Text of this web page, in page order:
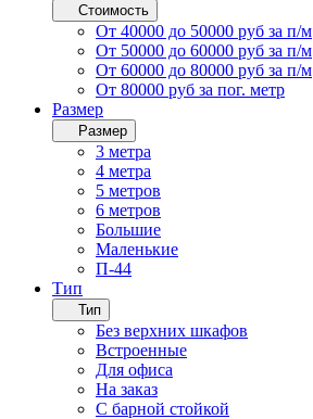
Стоимость
От 40000 до 50000 руб за п/м
От 50000 до 60000 руб за п/м
От 60000 до 80000 руб за п/м
От 80000 руб за пог. метр
Размер
Размер
3 метра
4 метра
5 метров
6 метров
Большие
Маленькие
П-44
Тип
Тип
Без верхних шкафов
Встроенные
Для офиса
На заказ
С барной стойкой